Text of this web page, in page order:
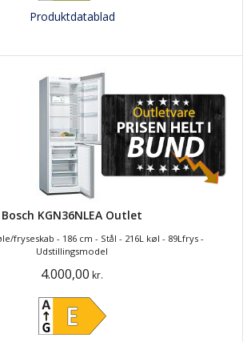
Produktdatablad
Bosch KGN36NLEA Outlet
fryseskab - 186 cm - Stål - 216L køl - 89Lfrys -
Udstillingsmodel
4.000,00 kr.